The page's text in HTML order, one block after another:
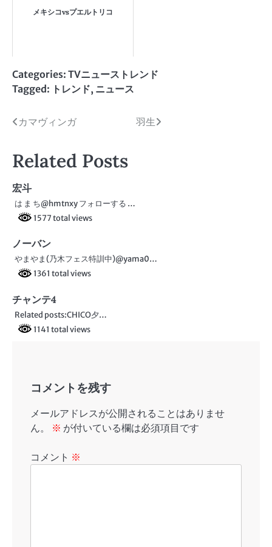
メキシコvsプエルトリコ
Categories: TVニューストレンド
Tagged: トレンド, ニュース
投
ナ
ビ
ゲ
シ
ョ
ン
カマヴィンガ 羽生
Related Posts
宏斗
は ま ち@hmtnxy フォローする …
1577 total views
ノーバン
やまやま(乃木フェス特訓中)@yama0…
1361 total views
チャンテ4
Related posts:CHICO夕…
1141 total views
コメントを残す
メールアドレスが公開されることはありませ
ん。
※ が付いている欄は必須項目です
コメント ※